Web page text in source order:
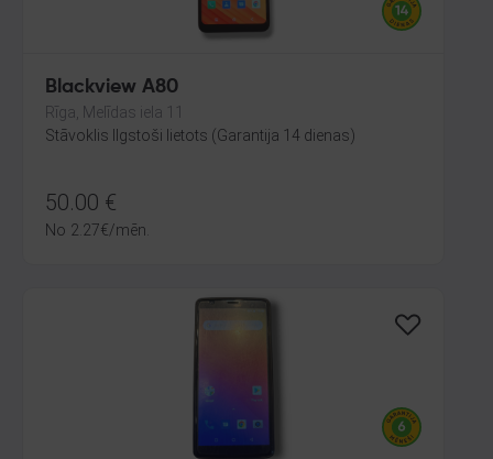
Blackview A80
Rīga, Melīdas iela 11
Stāvoklis Ilgstoši lietots (Garantija 14 dienas)
50.00 €
No 2.27€/mēn.